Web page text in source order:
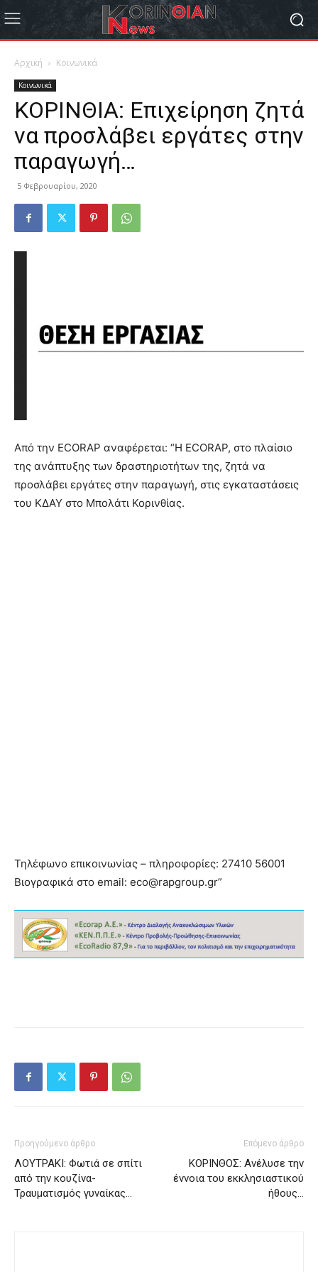
Αρχική Κοινωνικά
Κοινωνικά
ΚΟΡΙΝΘΙΑ: Επιχείρηση ζητά
να προσλάβει εργάτες στην
παραγωγή…
5 Φεβρουαρίου, 2020
Από την ECORAP αναφέρεται: “Η ECORAP, στο πλαίσιο
της ανάπτυξης των δραστηριοτήτων της, ζητά να
προσλάβει εργάτες στην παραγωγή, στις εγκαταστάσεις
του ΚΔΑΥ στο Μπολάτι Κορινθίας.
Τηλέφωνο επικοινωνίας – πληροφορίες: 27410 56001
Βιογραφικά στο email: eco@rapgroup.gr”
Προηγούμενο άρθρο
ΛΟΥΤΡΑΚΙ: Φωτιά σε σπίτι
από την κουζίνα-
Τραυματισμός γυναίκας…
Επόμενο άρθρο
ΚΟΡΙΝΘΟΣ: Ανέλυσε την
έννοια του εκκλησιαστικού
ήθους…